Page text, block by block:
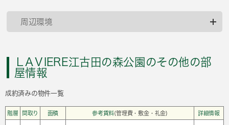
周辺環境
ＬAＶIERE江古田の森公園のその他の部
屋情報
成約済みの物件一覧
階層 間取り 面積 参考賃料(管理費・敷金・礼金) 詳細情報